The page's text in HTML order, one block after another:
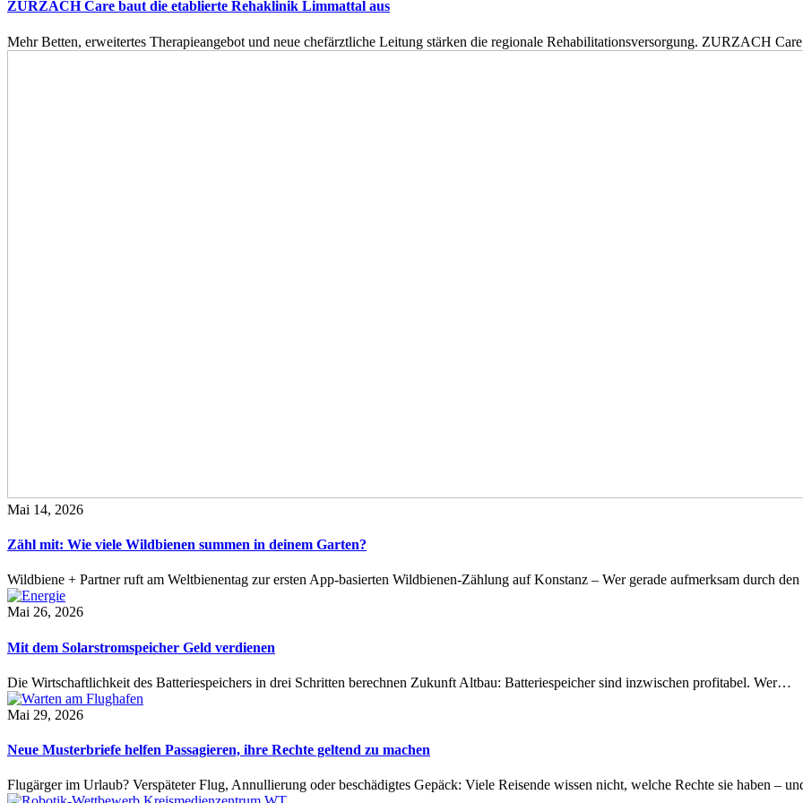
ZURZACH Care baut die etablierte Rehaklinik Limmattal aus
Mehr Betten, erweitertes Therapieangebot und neue chefärztliche Leitung stärken die regionale Rehabilitationsversorgung. ZURZACH
Mai 14, 2026
Zähl mit: Wie viele Wildbienen summen in deinem Garten?
Wildbiene + Partner ruft am Weltbienentag zur ersten App-basierten Wildbienen-Zählung auf Konstanz – Wer gerade aufmerksam durch
Mai 26, 2026
Mit dem Solarstromspeicher Geld verdienen
Die Wirtschaftlichkeit des Batteriespeichers in drei Schritten berechnen Zukunft Altbau: Batteriespeicher sind inzwischen profitabel. Wer…
Mai 29, 2026
Neue Musterbriefe helfen Passagieren, ihre Rechte geltend zu machen
Flugärger im Urlaub? Verspäteter Flug, Annullierung oder beschädigtes Gepäck: Viele Reisende wissen nicht, welche Rechte sie haben –